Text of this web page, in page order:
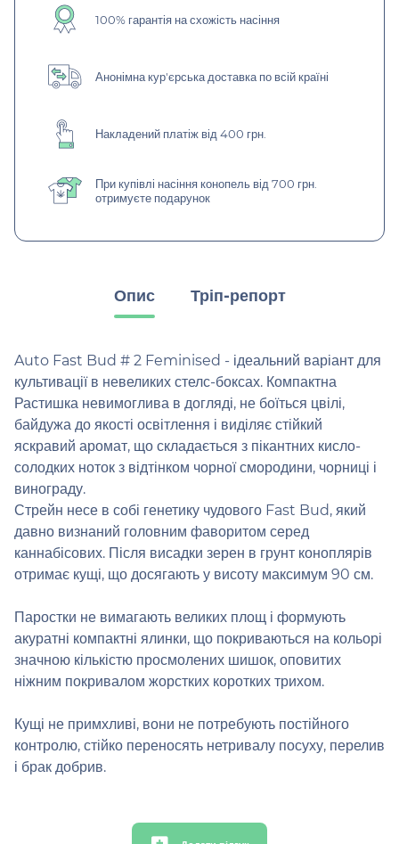
100% гарантія на схожість насіння
Анонімна кур'єрська доставка по всій країні
Накладений платіж від 400 грн.
При купівлі насіння конопель від 700 грн.
отримуєте подарунок
Опис Тріп-репорт
Auto Fast Bud # 2 Feminised - ідеальний варіант для
культивації в невеликих стелс-боксах. Компактна
Растишка невимоглива в догляді, не боїться цвілі,
байдужа до якості освітлення і виділяє стійкий
яскравий аромат, що складається з пікантних кисло-
солодких ноток з відтінком чорної смородини, чорниці і
винограду.
Стрейн несе в собі генетику чудового Fast Bud, який
давно визнаний головним фаворитом серед
каннабісових. Після висадки зерен в грунт коноплярів
отримає кущі, що досягають у висоту максимум 90 см.
Паростки не вимагають великих площ і формують
акуратні компактні ялинки, що покриваються на кольорі
значною кількістю просмолених шишок, оповитих
ніжним покривалом жорстких коротких трихом.
Кущі не примхливі, вони не потребують постійного
контролю, стійко переносять нетривалу посуху, перелив
і брак добрив.